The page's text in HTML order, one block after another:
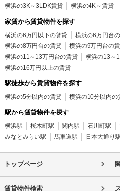
横浜の3K～3LDK賃貸
横浜の4K～賃貸
家賃から賃貸物件を探す
横浜の6万円以下の賃貸 横浜の6万円台
横浜の8万円台の賃貸
横浜の9万円台の
横浜の11～13万円台の賃貸
横浜の13～
横浜の16万円以上の賃貸
駅徒歩から賃貸物件を探す
横浜の5分以内の賃貸 横浜の10分以内の
駅から賃貸物件を探す
横浜駅 桜木町駅 関内駅 石川町駅
みなとみらい駅
馬車道駅 日本大通り駅
トップページ
賃貸物件検索